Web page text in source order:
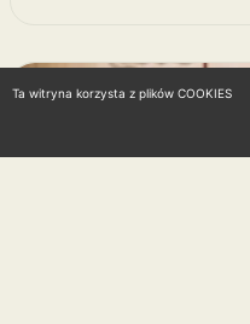
Ta witryna korzysta z plików COOKIES